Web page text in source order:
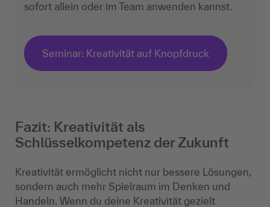
sofort allein oder im Team anwenden kannst.
Seminar: Kreativität auf Knopfdruck
Fazit: Kreativität als
Schlüsselkompetenz der Zukunft
Kreativität ermöglicht nicht nur bessere Lösungen,
sondern auch mehr Spielraum im Denken und
Handeln. Wenn du deine Kreativität gezielt